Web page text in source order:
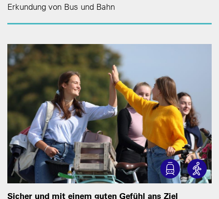
Erkundung von Bus und Bahn
Sicher und mit einem guten Gefühl ans Ziel